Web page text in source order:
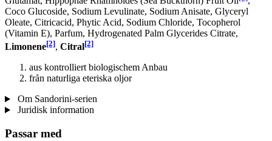
Coco Glucoside, Sodium Levulinate, Sodium Anisate, Glyceryl
Oleate, Citricacid, Phytic Acid, Sodium Chloride, Tocopherol
(Vitamin E), Parfum, Hydrogenated Palm Glycerides Citrate,
Limonene[2], Citral[2]
aus kontrolliert biologischem Anbau
från naturliga eteriska oljor
Om Sandorini-serien
Juridisk information
Passar med